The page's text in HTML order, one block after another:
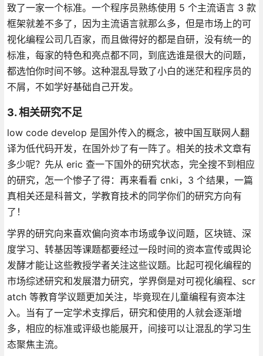
致了一家一个标准。一个程序员熟练使用 5 个主流语言 3 款
框架就差不多了，因为主流语言就那么多，但是市场上的可
视化编程公司几百家，而且做得好的都是自研，没有统一的
标准，每家的特色和亮点都不同，到底选谁是很大的问题，
都选怕你时间不够。这种混乱导致了小白的迷茫和程序员的
不屑，不如学好基础自己开发。
3. 相关研究不足
low code develop 是国外传入的概念，被中国互联网人翻
译为低代码开发，在国外炒了有一阵了。相关的技术文章有
多少呢？先从 eric 查一下国外的研究状态，完全搜不到相应
的研究，怎一个惨子了得：再来看看 cnki，3 个结果，一篇
真相关还是科普文，学教育技术的同学你们的研究方向有
了！
学界的研究向来喜欢偏向资本市场或争议问题，区块链、深
度学习、转基因等课题都要经过一段时间的资本宣传或舆论
发酵才能让这些教授学者关注这些议题。比起可视化编程的
市场综述研究和发展潜力研究，学界倒是对可视化编程、scr
atch 等教育学议题更加关注，毕竟现在儿童编程有资本注
入。当有了一定学术支撑后，研究和使用的人就会逐渐增
多，相应的标准或评级也能展开，间接可以让混乱的学习生
态聚焦主流。